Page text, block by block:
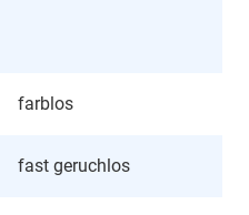
farblos
fast geruchlos